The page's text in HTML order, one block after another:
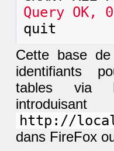
Query OK,
Cette base
identifiants
tables via
http://
dans FireFox